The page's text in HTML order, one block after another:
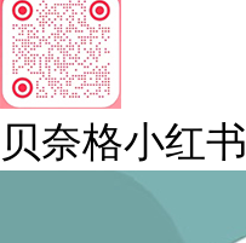
贝奈格小红书